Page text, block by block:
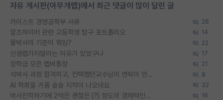
자유 게시판(아무개랩)에서 최근 댓글이 많이 달린 글
카이스트 경영공학부 서류 28
알츠하이머 관련 고등학생 탐구 포트폴리오 14
물박사의 기준이 뭐임? 22
신생랩가지말라는 이유가 있었구나 17
장학금 모은 랩비통장 21
석박사 과정 합격하고, 컨택했던교수님이 연락이 안됩니다... 8
AI 학회들 거품 슬슬 지적이 나오네요 32
박사진학하기에 2억은 괜찮은 (?) 정도의 경제력인가요 16